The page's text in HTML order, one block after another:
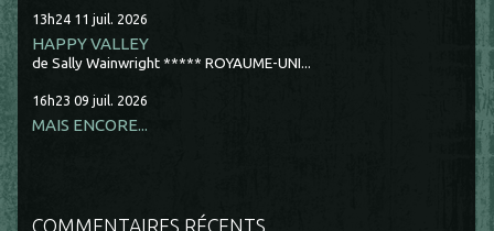
13h24 11 juil. 2026
HAPPY VALLEY
de Sally Wainwright ***** ROYAUME-UNI...
16h23 09 juil. 2026
MAIS ENCORE...
COMMENTAIRES RÉCENTS